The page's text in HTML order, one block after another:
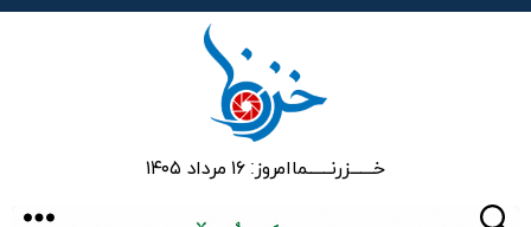
خـــــــزرنـــــــماامروز: ۱۶ مرداد ۱۴۰۵